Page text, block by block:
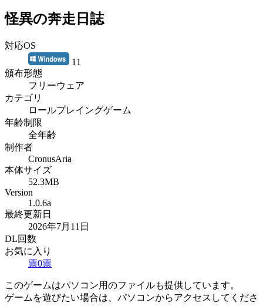
怪異の奔走日誌
対応OS
11
頒布形態
フリーウェア
カテゴリ
ロールプレイングゲーム
年齢制限
全年齢
制作者
CronusAria
本体サイズ
52.3MB
Version
1.0.6a
最終更新日
2026年7月11日
DL回数
お気に入り
票0票
このゲームはパソコン用のファイルも提供しています。
ゲームを遊びたい場合は、パソコンからアクセスしてくださ